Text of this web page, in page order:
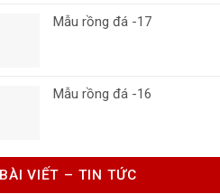
Mẫu rồng đá -17
Mẫu rồng đá -16
BÀI VIẾT – TIN TỨC